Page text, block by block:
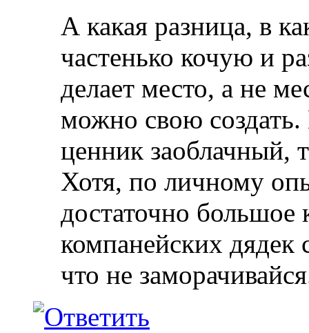
А какая разница, в
частенько кочую и
делает место, а не
можно свою создать.
ценник заоблачный,
Хотя, по личному
достаточно большое
компанейских
что не